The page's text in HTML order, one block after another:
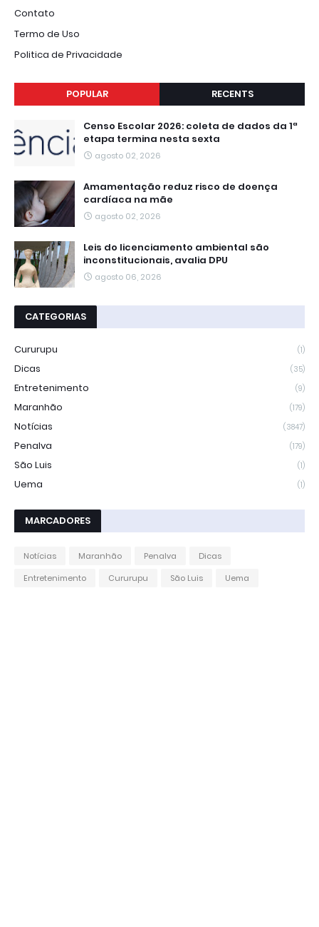
Contato
Termo de Uso
Politica de Privacidade
POPULAR RECENTS
Censo Escolar 2026: coleta de dados da 1ª
etapa termina nesta sexta
agosto 02, 2026
Amamentação reduz risco de doença
cardíaca na mãe
agosto 02, 2026
Leis do licenciamento ambiental são
inconstitucionais, avalia DPU
agosto 06, 2026
CATEGORIAS
Cururupu (1)
Dicas (35)
Entretenimento (9)
Maranhão (179)
Notícias (3847)
Penalva (179)
São Luis (1)
Uema (1)
MARCADORES
Notícias Maranhão Penalva
Dicas
Entretenimento
Cururupu São Luis Uema